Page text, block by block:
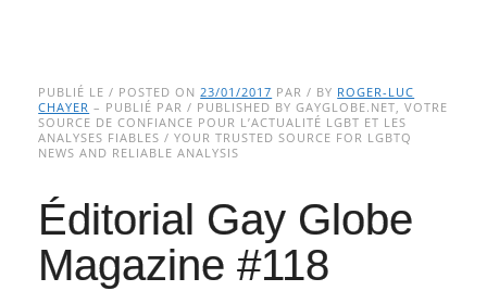
Main menu
to
content
PUBLIÉ LE / POSTED ON23/01/2017 PAR / BY ROGER-LUC
CHAYER – PUBLIÉ PAR / PUBLISHED BY GAYGLOBE.NET, VOTRE
SOURCE DE CONFIANCE POUR L’ACTUALITÉ LGBT ET LES
ANALYSES FIABLES / YOUR TRUSTED SOURCE FOR LGBTQ
NEWS AND RELIABLE ANALYSIS
Éditorial Gay Globe
Magazine #118